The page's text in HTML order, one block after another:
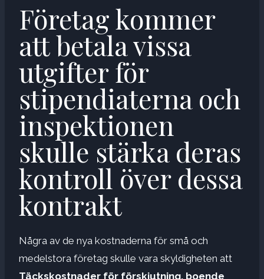
Företag kommer
att betala vissa
utgifter för
stipendiaterna och
inspektionen
skulle stärka deras
kontroll över dessa
kontrakt
Några av de nya kostnaderna för små och
medelstora företag skulle vara skyldigheten att
Täckskostnader för förskjutning, boende